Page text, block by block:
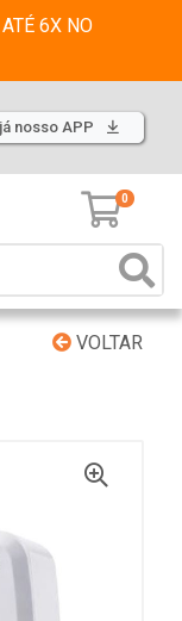
6X NO
nosso APP
0
VOLTAR